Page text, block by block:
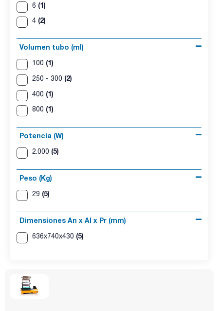
6 (1)
4 (2)
Volumen tubo (ml)
100 (1)
250 - 300 (2)
400 (1)
800 (1)
Potencia (W)
2.000 (5)
Peso (Kg)
29 (5)
Dimensiones An x Al x Pr (mm)
636x740x430 (5)